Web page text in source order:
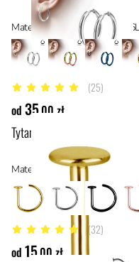
4.8 z 5 gwiazdek (25)
od 35,00 zł
Tytanowe złote kółko D-ring
Materiał: tytan ASTM F136,
4.8 z 5 gwiazdek (32)
od 15,00 zł